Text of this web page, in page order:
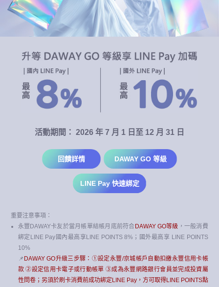
活動期間： 2026 年 7 月 1 日至 12 月 31 日
回饋詳情 DAWAY GO 等級
LINE Pay 快速綁定
重要注意事項：
永豐DAWAY卡友於當月帳單結帳月底前符合 DAWAY GO等級 ，一般消費
綁定LINE Pay國內最高享LINE POINTS 8%；國外最高享 LINE POINTS
10%
📌 DAWAY GO升級三步驟：①設定永豐/京城帳戶自動扣繳永豐信用卡帳
款 ②設定信用卡電子或行動帳單 ③成為永豐網路銀行會員並完成投資屬
性問卷；另須於刷卡消費前成功綁定LINE Pay，方可取得LINE POINTS點
大威 ， 鋒芒何必盡顯
威力只為自己透漏
鋒芒不為他人暴露
八面威風只讓自己知道
「立即綁定 LINE Pay」
若您尚未完成實名綁定，
點擊後系統將自動引導您先進行
貼心提醒：
數唷!
選擇扣繳帳戶
勾選同意條款後送出
選擇帳單通知方式後
點選【確定】送出
依照畫面指示
填寫問券並送出